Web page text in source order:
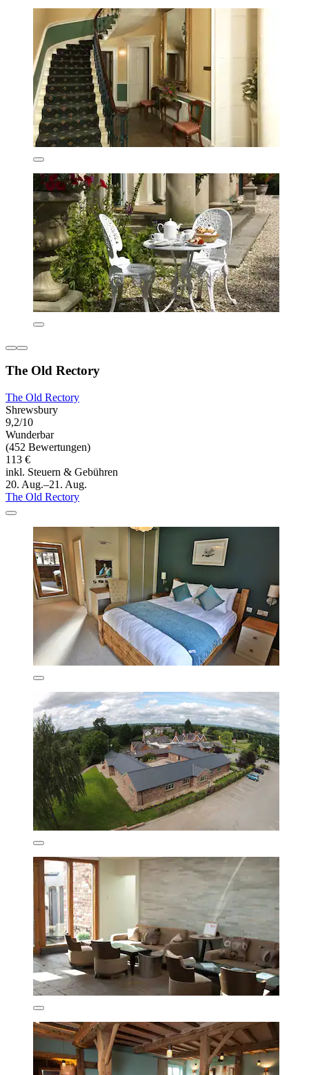
The Old Rectory
The Old Rectory
Shrewsbury
9,2/10
Wunderbar
(452 Bewertungen)
113 €
inkl. Steuern & Gebühren
20. Aug.–21. Aug.
The Old Rectory